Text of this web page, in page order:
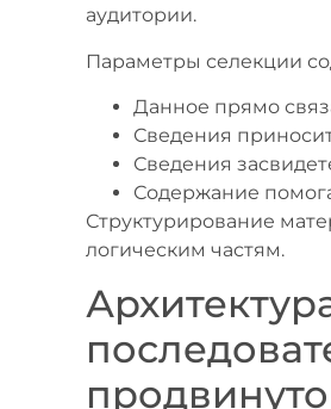
аудитории.
Параметры селекции
Данное прямо
Сведения
Сведения
Содержание
Структурирование
логическим частям.